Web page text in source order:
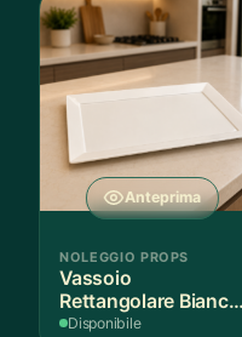
Anteprima
NOLEGGIO PROPS
Vassoio
Rettangolare Bianco
per Scenografie
Disponibile